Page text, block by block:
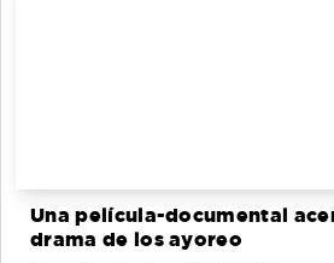
Una película-documental
drama de los ayoreo